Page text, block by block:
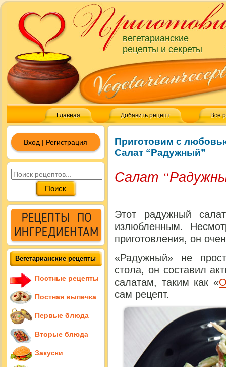
вегетарианские
рецепты и секреты
Главная Добавить рецепт Все
Приготовим с
Салат “Радужный”
Салат
Этот радужный
излюбленным.
приготовления, он
«Радужный» не
стола, он составил
салатам, таким как «
сам рецепт.
Вход | Регистрация
Вегетарианские рецепты
Постные рецепты
Постная выпечка
Первые блюда
Вторые блюда
Закуски